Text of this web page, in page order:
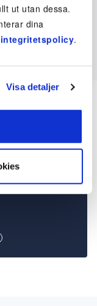
ut utan dessa.
dina
integritetspolicy.
Visa detaljer
Kom